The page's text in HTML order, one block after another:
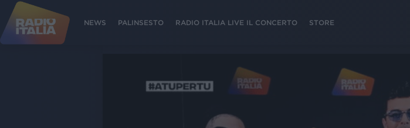
NEWS PALINSESTO RADIO ITALIA LIVE IL CONCERTO STORE